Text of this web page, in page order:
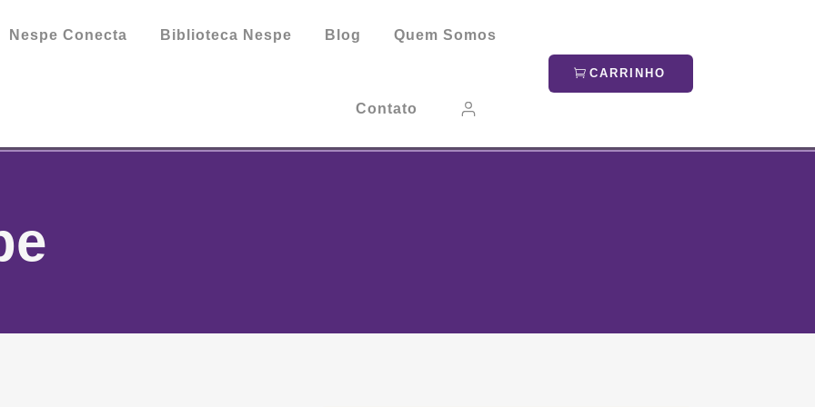
Nespe Conecta Biblioteca Nespe Blog Quem Somos
Contato
CARRINHO